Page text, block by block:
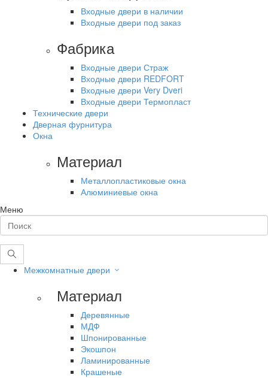
Входные двери в наличии
Входные двери под заказ
Фабрика
Входные двери Страж
Входные двери REDFORT
Входные двери Very Dveri
Входные двери Термопласт
Технические двери
Дверная фурнитура
Окна
Материал
Металлопластиковые окна
Алюминиевые окна
Меню
Межкомнатные двери
Материал
Деревянные
МДФ
Шпонированные
Экошпон
Ламинированные
Крашеные